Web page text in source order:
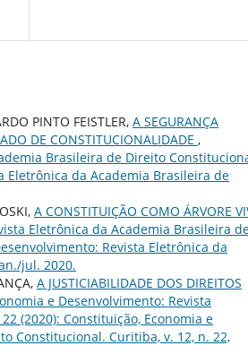
PINTO FEISTLER, A SEGURANÇA
DE CONSTITUCIONALIDADE ,
Brasileira de Direito
Eletrônica da Academia Brasileira de
A CONSTITUIÇÃO COMO ÁRVORE
Eletrônica da Academia Brasileira
Revista Eletrônica da
jul. 2020.
A JUSTICIABILIDADE DOS DIREITOS
e Desenvolvimento: Revista
(2020): Constituição, Economia e
Constitucional. Curitiba, v. 12, n. 22,